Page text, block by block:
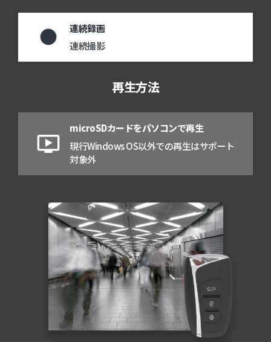
fiber_manual_record
連続録画
連続撮影
再生方法
ondemand_video
microSDカードをパソコンで再生
現行Windows OS以外での再生はサポート
対象外